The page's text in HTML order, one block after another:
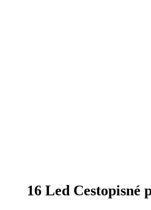
16 Led Cestopisné